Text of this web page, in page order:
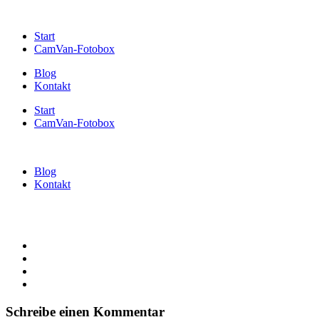
Start
CamVan-Fotobox
Blog
Kontakt
Start
CamVan-Fotobox
Blog
Kontakt
Schreibe einen Kommentar